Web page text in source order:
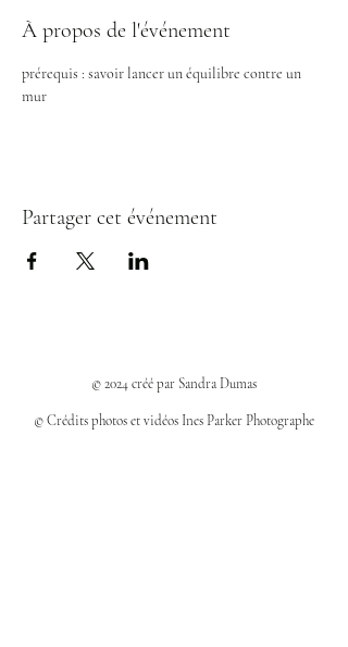
À propos de l'événement
prérequis : savoir lancer un équilibre contre un
mur
Partager cet événement
© 2024 créé par Sandra Dumas
© Crédits photos et vidéos Ines Parker Photographe